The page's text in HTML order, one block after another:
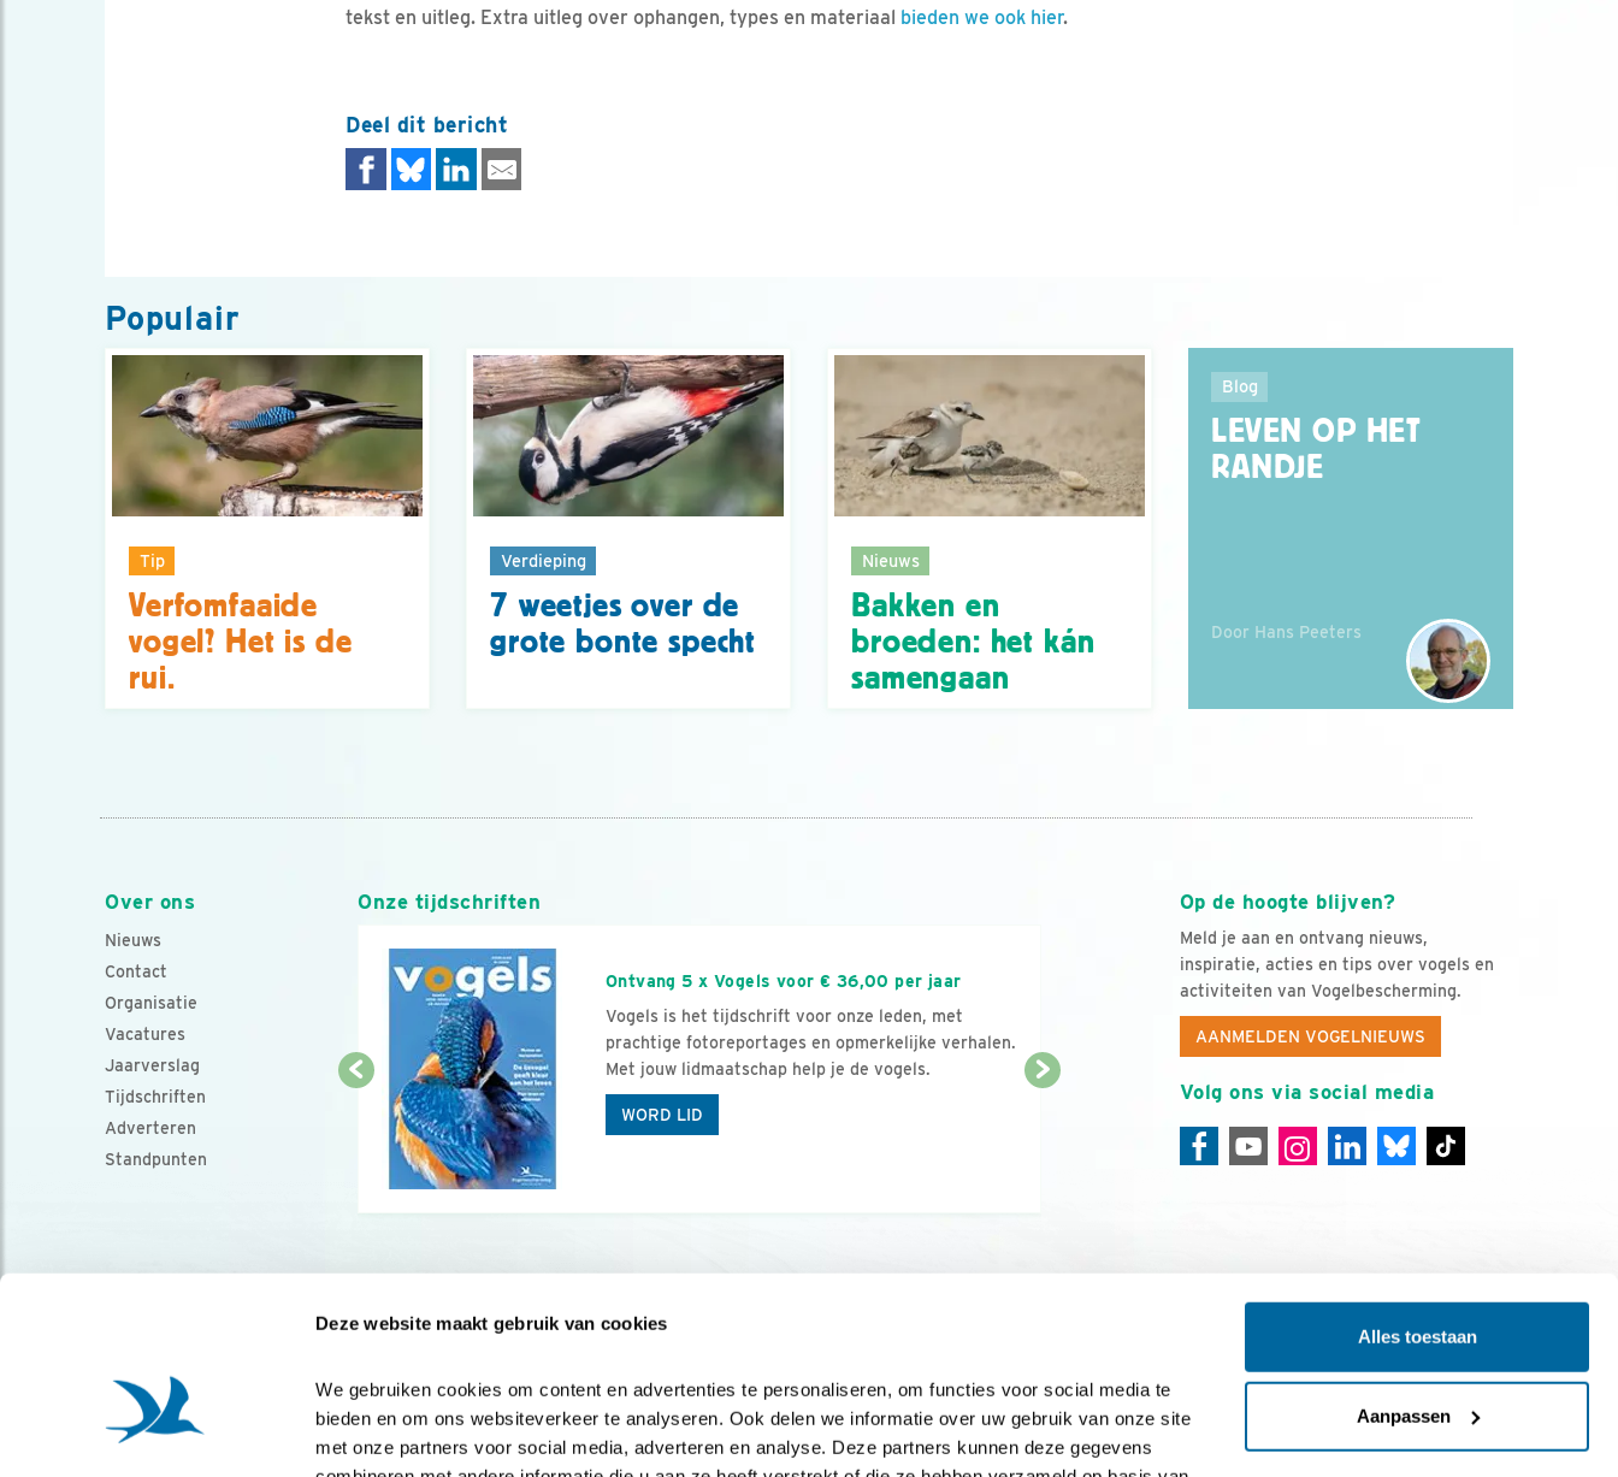
Deze website maakt gebruik van cookies
We gebruiken cookies om content en advertenties te personaliseren, om functies voor social media te
bieden en om ons websiteverkeer te analyseren. Ook delen we informatie over uw gebruik van onze site
met onze partners voor social media, adverteren en analyse. Deze partners kunnen deze gegevens
Alles toestaan
Aanpassen
tekst en uitleg. Extra uitleg over ophangen, types en materiaal bieden we ook hier.
Deel dit bericht
Populair
Tip
Verfomfaaide
vogel? Het is de
rui.
Verdieping
7 weetjes over de
grote bonte specht
Nieuws
Bakken en
broeden: het kán
samengaan
Blog
LEVEN OP HET
RANDJE
Door Hans Peeters
Over ons
Nieuws
Contact
Organisatie
Vacatures
Jaarverslag
Tijdschriften
Adverteren
Standpunten
Op de hoogte blijven?
Meld je aan en ontvang nieuws,
inspiratie, acties en tips over vogels en
activiteiten van Vogelbescherming.
AANMELDEN VOGELNIEUWS
Volg ons via social media
Onze tijdschriften
Ontvang 5 x Vogels voor € 36,00 per jaar
Vogels is het tijdschrift voor onze leden, met
prachtige fotoreportages en opmerkelijke verhalen.
Met jouw lidmaatschap help je de vogels.
WORD LID